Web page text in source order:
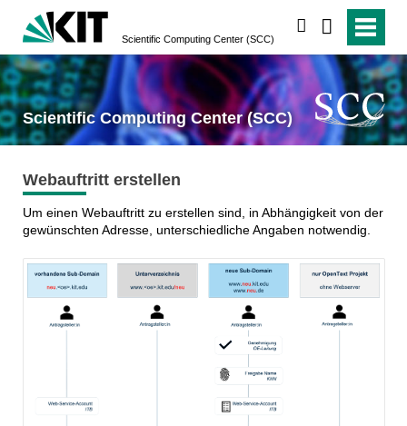
Scientific Computing Center (SCC)
Scientific Computing Center (SCC)
Webauftritt erstellen
Um einen Webauftritt zu erstellen sind, in Abhängigkeit von der
gewünschten Adresse, unterschiedliche Angaben notwendig.